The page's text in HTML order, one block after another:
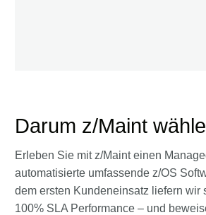
Darum z/Maint
Erleben Sie mit z/Maint einen
automatisierte umfassende z/OS
dem ersten Kundeneinsatz liefern wir
100% SLA Performance – und